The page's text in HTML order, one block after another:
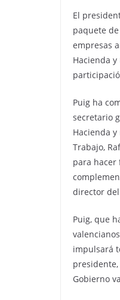
El
paquete
empresas
Hacienda
Puig ha
secretario
Hacienda y
Trabajo,
para hacer
director del
Puig, que
impulsará
Gobierno